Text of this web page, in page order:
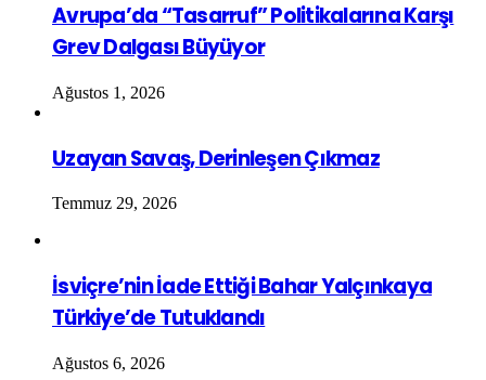
Avrupa’da “Tasarruf” Politikalarına Karşı
Grev Dalgası Büyüyor
Ağustos 1, 2026
Uzayan Savaş, Derinleşen Çıkmaz
Temmuz 29, 2026
İsviçre’nin İade Ettiği Bahar Yalçınkaya
Türkiye’de Tutuklandı
Ağustos 6, 2026